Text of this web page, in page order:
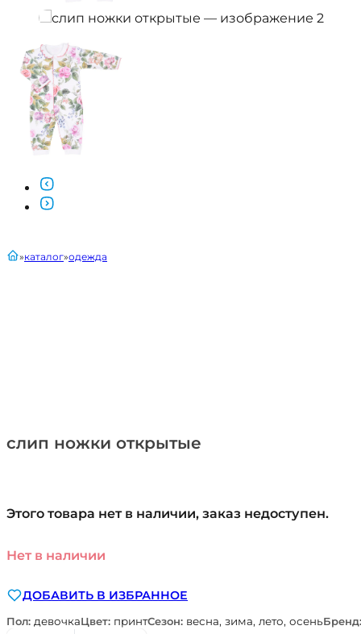
слип ножки открытые
главнаякаталог одежда
Этого товара нет в наличии, заказ недоступен.
Нет в наличии
ДОБАВИТЬ В ИЗБРАННОЕ
Пол: девочкаЦвет: принтСезон: весна, зима, лето, осень